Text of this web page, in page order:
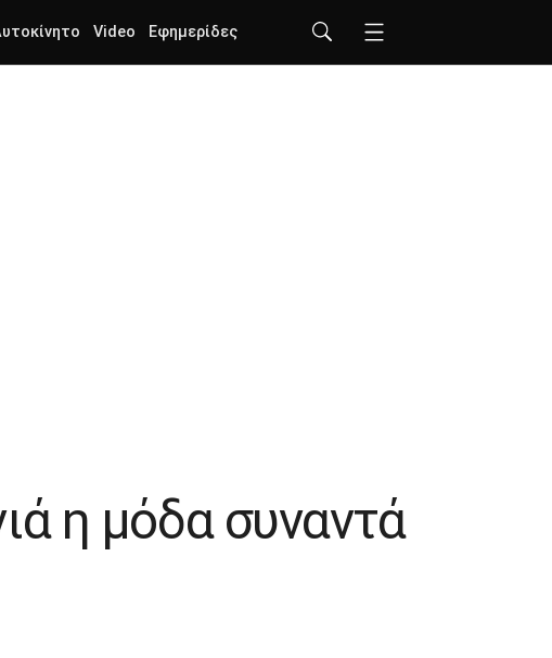
Video Εφημερίδες
η μόδα συναντά